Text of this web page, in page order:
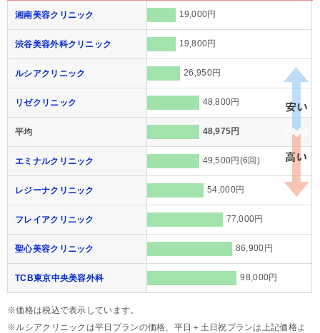
湘南美容クリニック 19,000円
渋谷美容外科クリニック 19,800円
ルシアクリニック 26,950円
リゼクリニック 48,800円
平均 48,975円
エミナルクリニック 49,500円(6回)
レジーナクリニック 54,000円
フレイアクリニック 77,000円
聖心美容クリニック 86,900円
TCB東京中央美容外科 98,000円
※価格は税込で表示しています。
※ルシアクリニックは平日プランの価格、平日＋土日祝プランは上記価格よ